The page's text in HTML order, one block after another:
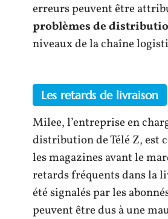
erreurs peuvent être
problèmes de
niveaux de la chaîne
Les retards de livraison
Milee, l’entreprise en
distribution de Télé Z, est
les magazines avant le
retards fréquents dans la
été signalés par les
peuvent être dus à une